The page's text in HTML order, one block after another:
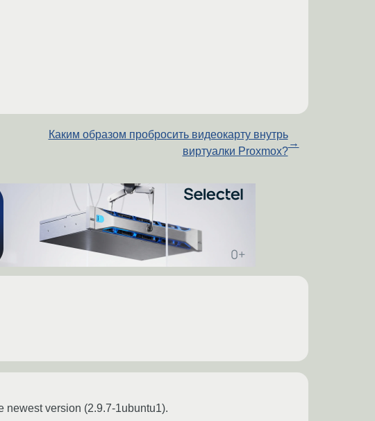
Каким образом пробросить видеокарту внутрь
виртуалки Proxmox?
→
newest version (2.9.7-1ubuntu1).